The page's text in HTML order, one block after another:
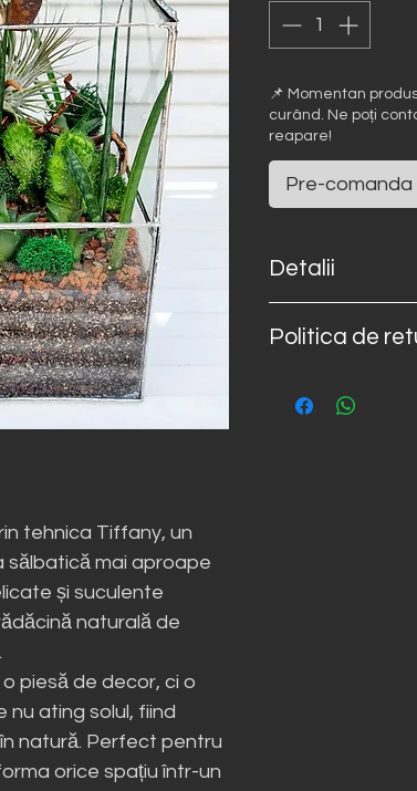
tehnica Tiffany, un
mai aproape
și suculente
naturală de
piesă de decor, ci o
nu ating solul, fiind
natură. Perfect pentru
orice spațiu într-un
📌 Momentan
curând. Ne poți
reapare!
Pre-comanda
Detalii
de prezentare,
Veți fi contactați
Politica de
personalizate →